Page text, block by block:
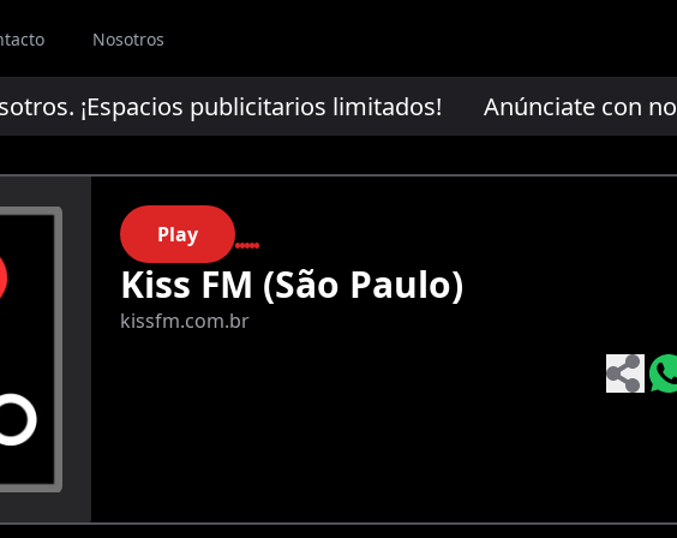
Nosotros
¡Espacios publicitarios limitados!Anúnciate con
Play
Kiss FM (São Paulo)
kissfm.com.br